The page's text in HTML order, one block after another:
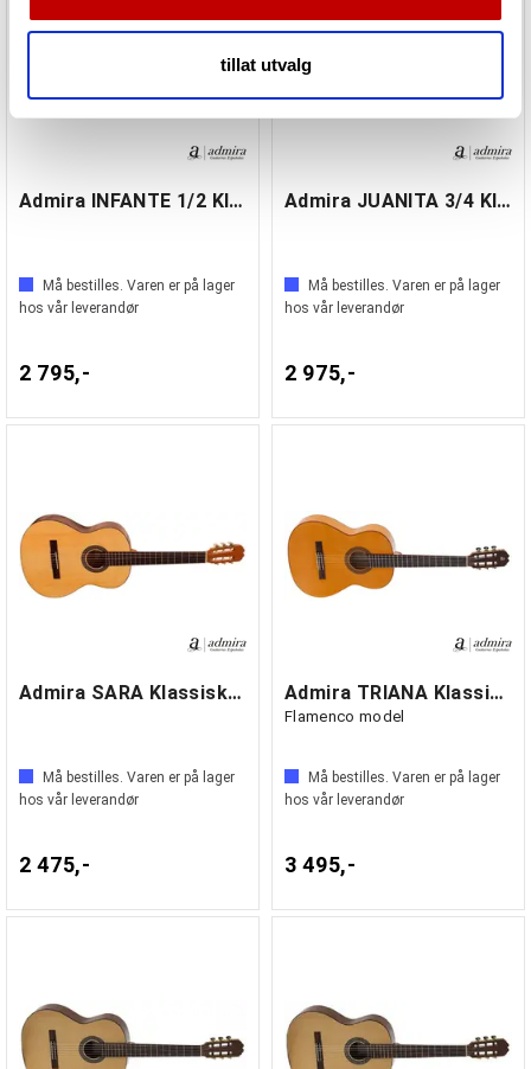
annonsering og analysearbeid, som kan kombinere den
med annen informasjon du har gjort tilgjengelig for dem,
tillat utvalg
Admira INFANTE 1/2 Klassisk gitar 1/2
Må bestilles. Varen er på lager
hos vår leverandør
2 795,-
Admira JUANITA 3/4 Klassisk gitar 3/4
Må bestilles. Varen er på lager
hos vår leverandør
2 975,-
Admira SARA Klassisk gitar
Må bestilles. Varen er på lager
hos vår leverandør
2 475,-
Admira TRIANA Klassisk gitar
Flamenco model
Må bestilles. Varen er på lager
hos vår leverandør
3 495,-